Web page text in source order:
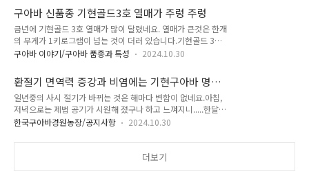
러운 걸 찾지만 국내에 거주하는 외국인들은 약 55%정도의 땡
감처럼 아주 딱딱한 것을 먹습니다.구아바열매를 손가락으로 지
그시 눌렀을 적에 조금이라도 눌러지는 감이 있으면 구입하지 않
습니다.그렇게 익기전에 모두 사가기 때문에 익은 구아바과일을
찾으시는 한국분들에게는 구매할 기회가 잘 돌아가지 않는 것입
기전에 구입하여 먹는 식습관이 있는 까닭은 껍질이 얇아 껍질째
먹는 구아바열매인데다 영양이 높으면서 달고 향기가..
구아바 신품종 기현골드3호 열매가 주렁 주렁
금년에 기현골드 3호 열매가 많이 달렸네요. 열매가 큰것은 한개
의 무게가 1키로그램이 넘는 것이 더러 있습니다.기현골드 3호
구아바의 열매는 다수성이며 열매 과육의 색깔은 유백색이고 과
고 저장성이 구아바과일중에서는 가장 오래갑니다.
구아바 이야기/구아바 품종과 특성 2024.10.30
환절기 면역력 증강과 비염에는 기현구아바 명품
잎,차를 끓여 물처럼 마시면 좋아요.
일년중의 사시 절기가 바뀌는 것은 해마다 변함이 없네요.아침,
저녁으로는 제법 공기가 시원해 졌구나 하고 느껴지니.....한달
전부터 기현구아바 명품 잎,차를 찿는 분이 평소보다 많이 늘었
니다. 감기가 걸리거나 콧물 재채기가 날때만 구아바 잎,차 물을
한국구아바경원농장/공지사항 2024.10.30
더보기